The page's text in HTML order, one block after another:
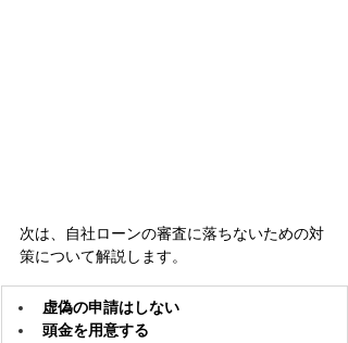
次は、自社ローンの審査に落ちないための対
策について解説します。
虚偽の申請はしない
頭金を用意する